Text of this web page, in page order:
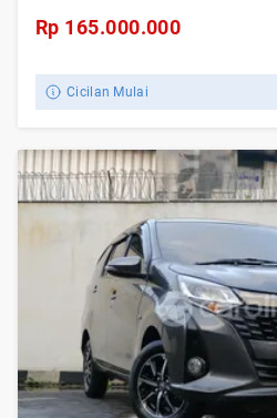
Rp 165.000.000
Cicilan Mulai